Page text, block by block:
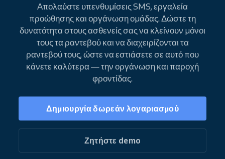
Απολαύστε υπενθυμίσεις SMS, εργαλεία
προώθησης και οργάνωση ομάδας. Δώστε τη
δυνατότητα στους ασθενείς σας να κλείνουν μόνοι
τους τα ραντεβού και να διαχειρίζονται τα
ραντεβού τους, ώστε να εστιάσετε σε αυτό που
κάνετε καλύτερα — την οργάνωση και παροχή
φροντίδας.
Δημιουργία δωρεάν λογαριασμού
Ζητήστε demo